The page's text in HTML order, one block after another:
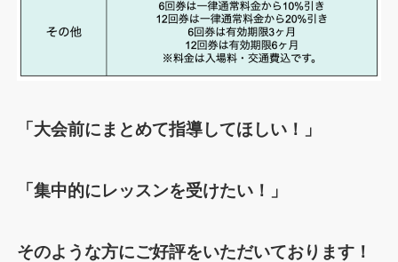
「大会前にまとめて指導してほしい！」
「集中的にレッスンを受けたい！」
そのような方にご好評をいただいております！